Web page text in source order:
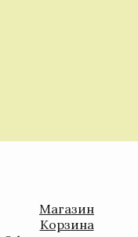
Магазин
Корзина